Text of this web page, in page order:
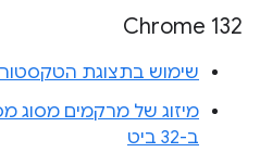
Chrome 132
שימוש בתצוגת
ב-32 ביט